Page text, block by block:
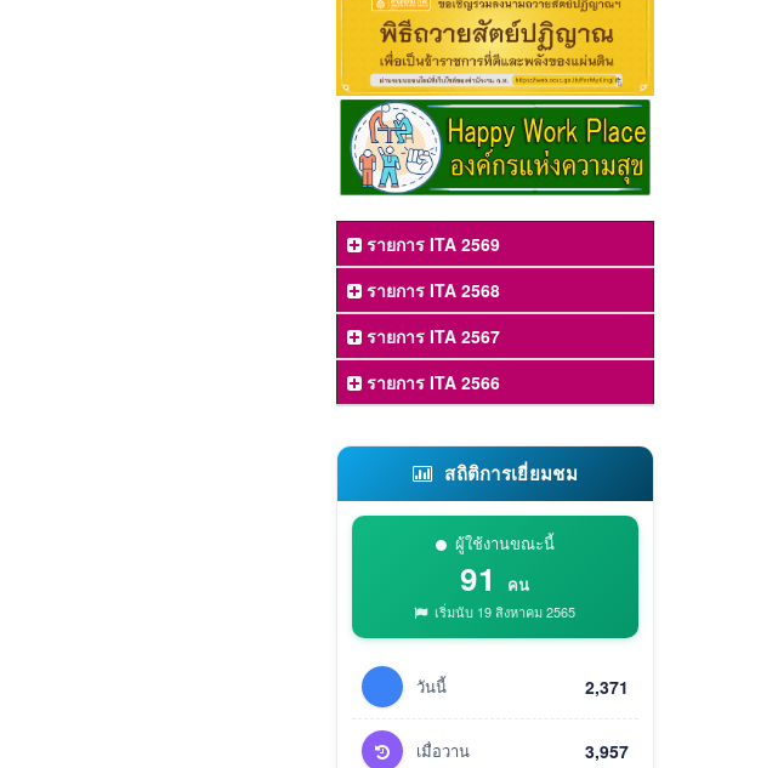
รายการ ITA 2569
รายการ ITA 2568
รายการ ITA 2567
รายการ ITA 2566
สถิติการเยี่ยมชม
ผู้ใช้งานขณะนี้
91 คน
เริ่มนับ 19 สิงหาคม 2565
วันนี้ 2,371
เมื่อวาน 3,957